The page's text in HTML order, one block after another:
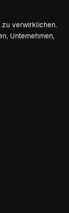
zu verwirklichen.
Unternehmen,